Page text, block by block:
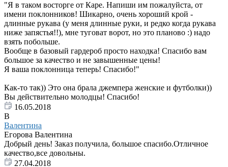
"Я в таком восторге от Каре. Напиши им пожалуйста, от
имени поклонников! Шикарно, очень хороший крой -
длинные рукава (у меня длинные руки, и редко когда рукава
ниже запястья!!), мне туговат ворот, но это планово :) надо
взять побольше.
Вообще в базовый гардероб просто находка! Спасибо вам
большое за качество и не завышенные цены!
Я ваша поклонница теперь! Спасибо!"
Как-то так)) Это она брала джемпера женские и футболки))
Вы действительно молодцы! Спасибо!
16.05.2018
В
Валентина
Егорова Валентина
Добрый день! Заказ получила, большое спасибо.Отличное
качество,все довольны.
27.04.2018